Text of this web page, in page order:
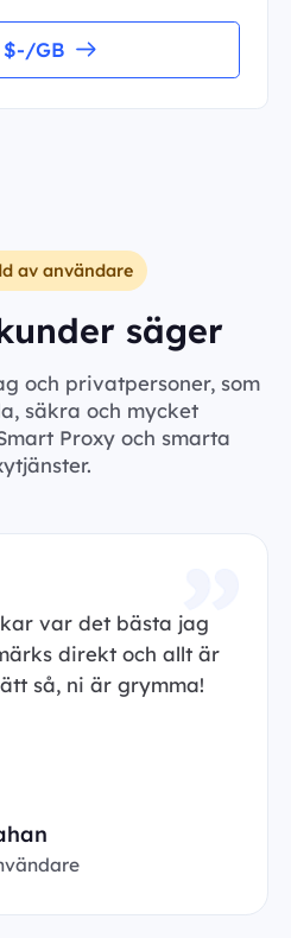
$-/GB
av användare
säger
och privatpersoner, som
säkra och mycket
Proxy och smarta
var det bästa jag
direkt och allt är
så, ni är grymma!